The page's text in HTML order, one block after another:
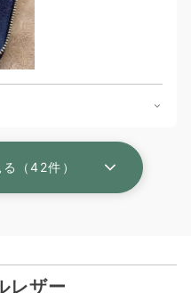
（42件）
レザー